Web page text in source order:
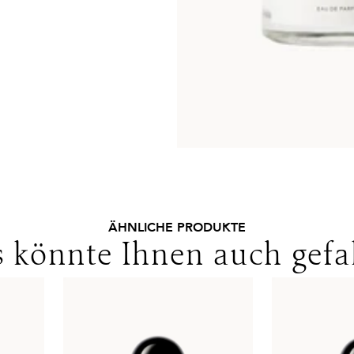
ÄHNLICHE PRODUKTE
könnte Ihnen auch